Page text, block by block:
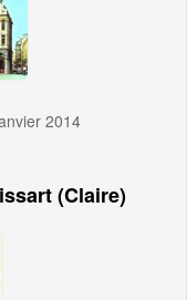
2014
(Claire)